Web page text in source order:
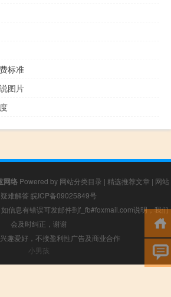
标准
图片
网络 Powered by 网站分类目录 | 精选推荐文章 | 网站
疑难解答 皖ICP备09025849号
信息有错误可发邮件到f_fb#foxmail.com说明，我们
会及时纠正，谢谢
趣爱好，不接盈利性广告及商业合作
小男孩